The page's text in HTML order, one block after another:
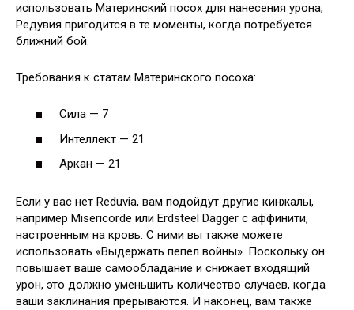
использовать Материнский посох для нанесения урона,
Редувия пригодится в те моменты, когда потребуется
ближний бой.
Требования к статам Материнского посоха:
Сила — 7
Интеллект — 21
Аркан — 21
Если у вас нет Reduvia, вам подойдут другие кинжалы,
например Misericorde или Erdsteel Dagger с аффинити,
настроенным на кровь. С ними вы также можете
использовать «Выдержать пепел войны». Поскольку он
повышает ваше самообладание и снижает входящий
урон, это должно уменьшить количество случаев, когда
ваши заклинания прерываются. И наконец, вам также